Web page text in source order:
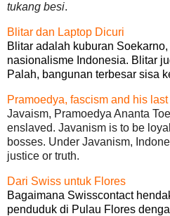
tukang besi.
Blitar dan Laptop Dicuri
Blitar adalah kuburan
nasionalisme Indonesia. Blitar
Palah, bangunan terbesar sisa
Pramoedya, fascism and his
Javaism, Pramoedya Ananta
enslaved. Javanism is to be
bosses. Under Javanism,
justice or truth.
Dari Swiss untuk Flores
Bagaimana Swisscontact
penduduk di Pulau Flores